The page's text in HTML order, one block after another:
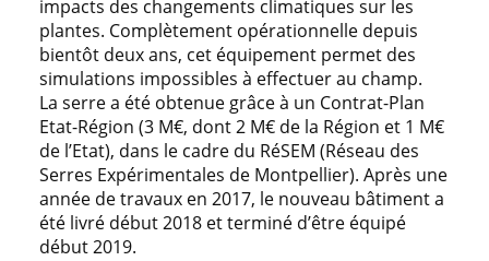
impacts des changements climatiques sur les
plantes. Complètement opérationnelle depuis
bientôt deux ans, cet équipement permet des
simulations impossibles à effectuer au champ.
La serre a été obtenue grâce à un Contrat-Plan
Etat-Région (3 M€, dont 2 M€ de la Région et 1 M€
de l’Etat), dans le cadre du RéSEM (Réseau des
Serres Expérimentales de Montpellier). Après une
année de travaux en 2017, le nouveau bâtiment a
été livré début 2018 et terminé d’être équipé
début 2019.